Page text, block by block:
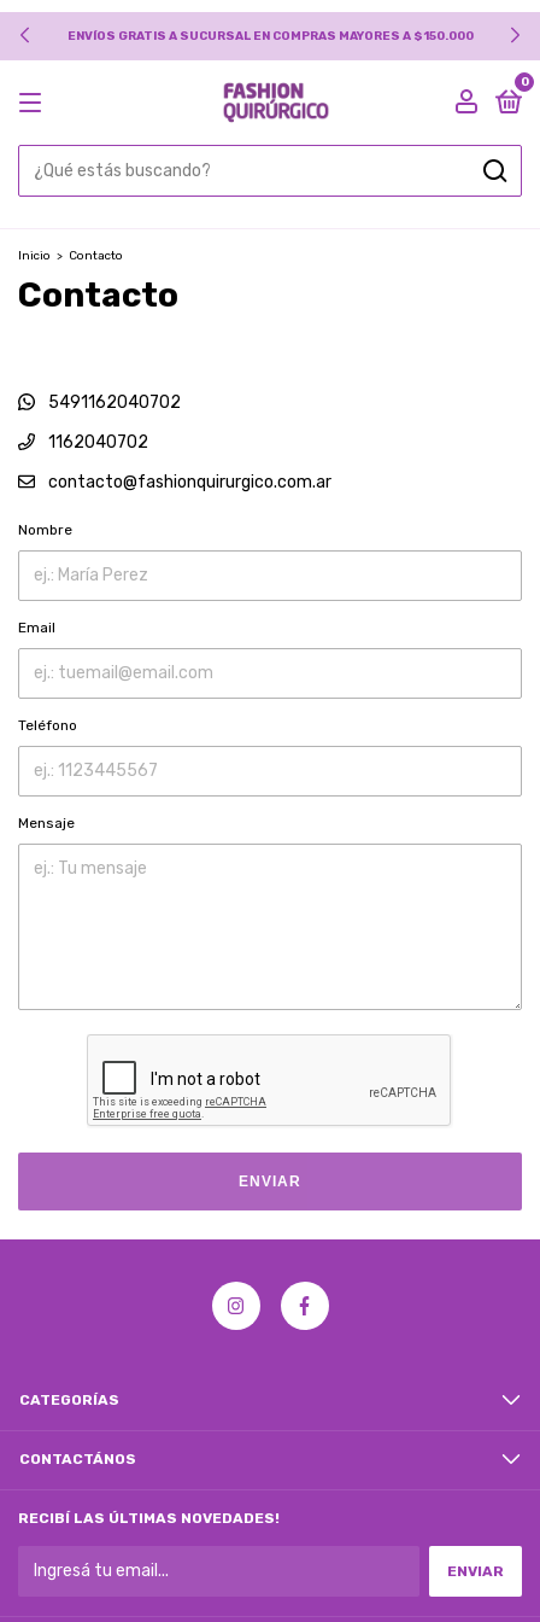
ENVÍOS GRATIS A SUCURSAL EN COMPRAS MAYORES A $150.000
0
Inicio > Contacto
Contacto
5491162040702
1162040702
contacto@fashionquirurgico.com.ar
Nombre
Email
Teléfono
Mensaje
ENVIAR
CATEGORÍAS
CONTACTÁNOS
RECIBÍ LAS ÚLTIMAS NOVEDADES!